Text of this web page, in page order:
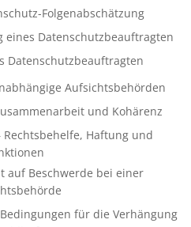
Folgenabschätzung
eines Datenschutzbeauftragten
Datenschutzbeauftragten
Aufsichtsbehörden
und Kohärenz
Rechtsbehelfe, Haftung und
auf Beschwerde bei einer
für die Verhängung